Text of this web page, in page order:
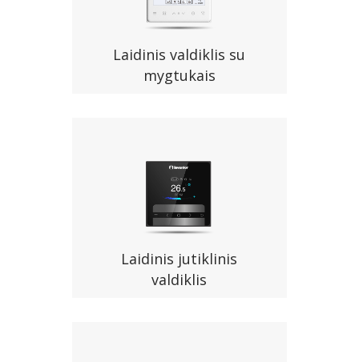
Laidinis valdiklis su
mygtukais
Laidinis jutiklinis
valdiklis